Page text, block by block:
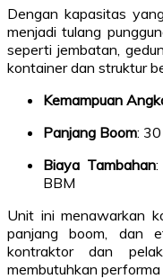
Dengan kapasitas
menjadi tulang
seperti jembatan,
kontainer dan struktur
Kemampuan
Panjang Boom:
Biaya Tambahan:
BBM
Unit ini menawarkan
panjang boom, dan
kontraktor dan
membutuhkan performa